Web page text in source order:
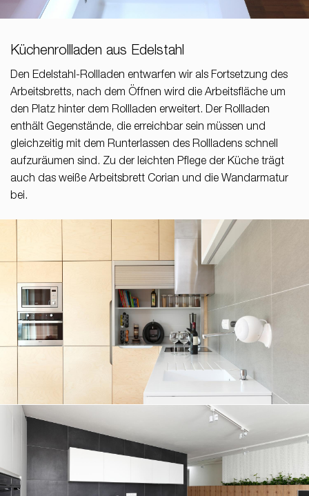
Küchenrollladen aus Edelstahl
Den Edelstahl-Rollladen entwarfen wir als Fortsetzung des
Arbeitsbretts, nach dem Öffnen wird die Arbeitsfläche um
den Platz hinter dem Rollladen erweitert. Der Rollladen
enthält Gegenstände, die erreichbar sein müssen und
gleichzeitig mit dem Runterlassen des Rollladens schnell
aufzuräumen sind. Zu der leichten Pflege der Küche trägt
auch das weiße Arbeitsbrett Corian und die Wandarmatur
bei.